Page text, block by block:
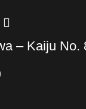
– Kaiju No.